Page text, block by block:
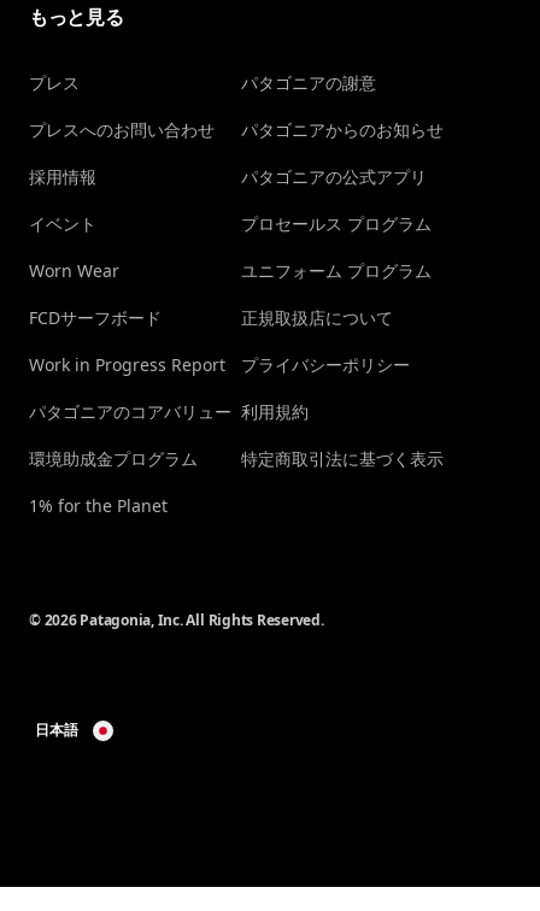
もっと見る
プレス
プレスへのお問い合わせ
採用情報
イベント
Worn Wear
FCDサーフボード
Work in Progress Report
パタゴニアのコアバリュー
環境助成金プログラム
1% for the Planet
パタゴニアの謝意
パタゴニアからのお知らせ
パタゴニアの公式アプリ
プロセールス プログラム
ユニフォーム プログラム
正規取扱店について
プライバシーポリシー
利用規約
特定商取引法に基づく表示
© 2026 Patagonia, Inc. All Rights Reserved.
日本語